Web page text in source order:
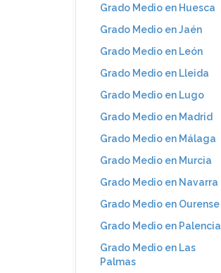
Grado Medio en Huesca
Grado Medio en Jaén
Grado Medio en León
Grado Medio en Lleida
Grado Medio en Lugo
Grado Medio en Madrid
Grado Medio en Málaga
Grado Medio en Murcia
Grado Medio en Navarra
Grado Medio en Ourense
Grado Medio en Palencia
Grado Medio en Las
Palmas